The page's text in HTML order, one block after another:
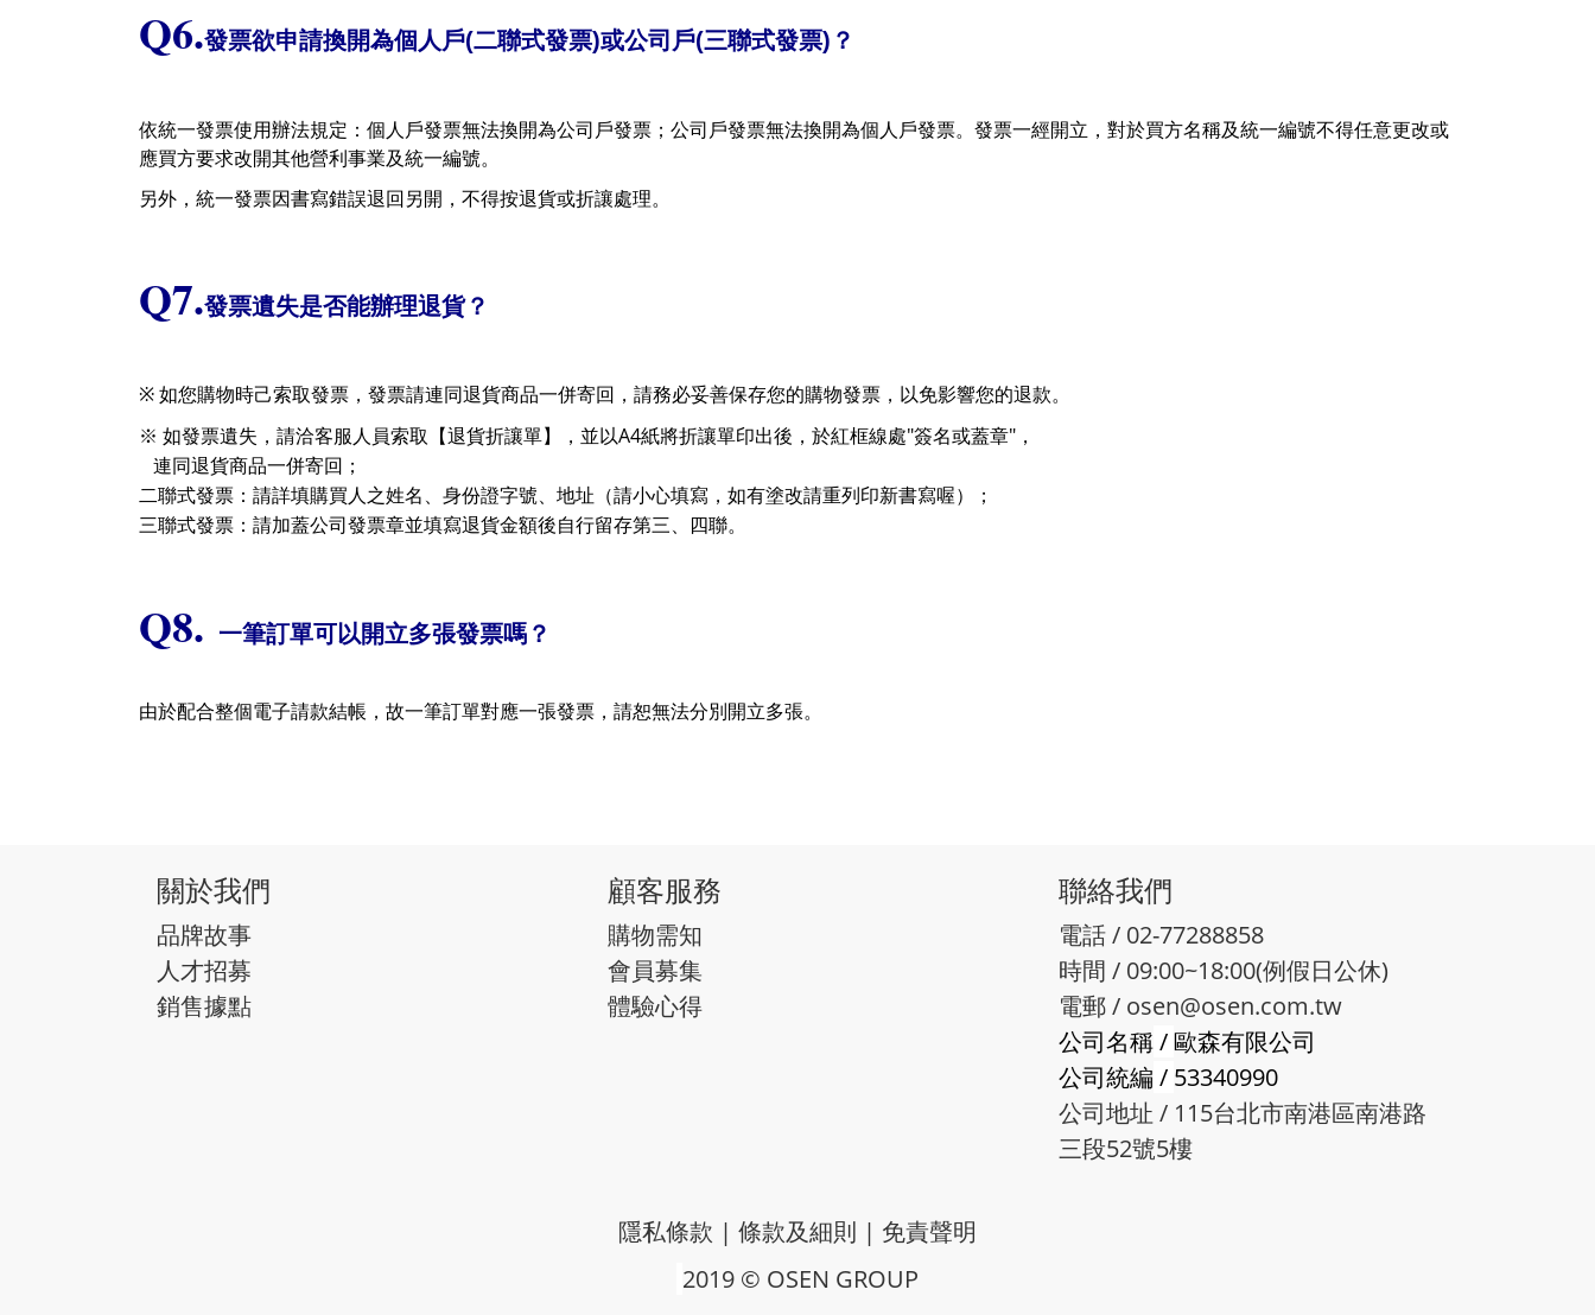
Q6.發票欲申請換開為個人戶(二聯式發票)或公司戶(三聯式發票) ？
依統一發票使用辦法規定：個人戶發票無法換開為公司戶發票；公司戶發票無法換開為個人戶發票。發票一經開立，對於買方名稱及統一編號不得任意更改或
應買方要求改開其他營利事業及統一編號。
另外，統一發票因書寫錯誤退回另開，不得按退貨或折讓處理。
Q7.發票遺失是否能辦理退貨？
※ 如您購物時己索取發票，發票請連同退貨商品一併寄回，請務必妥善保存您的購物發票，以免影響您的退款。
※ 如發票遺失，請洽客服人員索取【退貨折讓單】，並以A4紙將折讓單印出後，於紅框線處"簽名或蓋章" ，
連同退貨商品一併寄回；
二聯式發票：請詳填購買人之姓名、身份證字號、地址（請小心填寫，如有塗改請重列印新書寫喔）；
三聯式發票：請加蓋公司發票章並填寫退貨金額後自行留存第三、四聯。
Q8. 一筆訂單可以開立多張發票嗎？
由於配合整個電子請款結帳，故一筆訂單對應一張發票，請恕無法分別開立多張。
關於我們
品牌故事
人才招募
銷售據點
顧客服務
購物需知
會員募集
體驗心得
聯絡我們
電話 / 02-77288858
時間 / 09:00~18:00(例假日公休)
電郵 / osen@osen.com.tw
公司名稱/歐森有限公司
公司統編 / 53340990
公司地址 / 115台北市南港區南港路
三段52號5樓
隱私條款 | 條款及細則 | 免責聲明
2019 © OSEN GROUP